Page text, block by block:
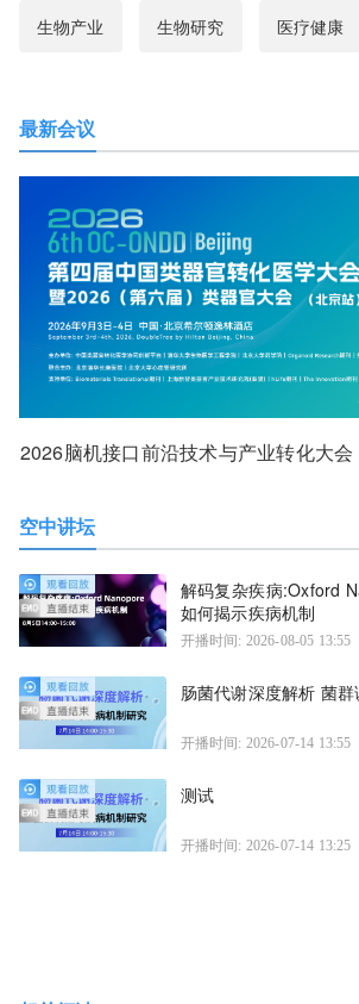
生物产业 生物研究 医疗健康
最新会议
2026脑机接口前沿技术与产业转化大会
空中讲坛
解码复杂疾病:Oxford
如何揭示疾病机制
开播时间: 2026-08-05 13:55
肠菌代谢深度解析 菌
开播时间: 2026-07-14 13:55
测试
开播时间: 2026-07-14 13:25